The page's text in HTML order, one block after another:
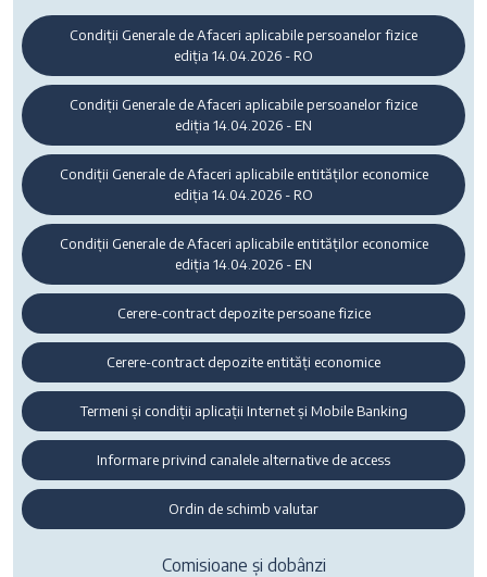
Condiții Generale de Afaceri aplicabile persoanelor fizice
ediția 14.04.2026 - RO
Condiții Generale de Afaceri aplicabile persoanelor fizice
ediția 14.04.2026 - EN
Condiții Generale de Afaceri aplicabile entităților economice
ediția 14.04.2026 - RO
Condiții Generale de Afaceri aplicabile entităților economice
ediția 14.04.2026 - EN
Cerere-contract depozite persoane fizice
Cerere-contract depozite entități economice
Termeni și condiții aplicații Internet și Mobile Banking
Informare privind canalele alternative de access
Ordin de schimb valutar
Comisioane și dobânzi